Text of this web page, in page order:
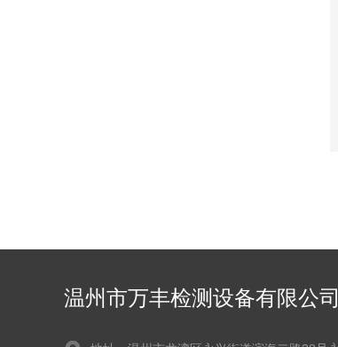
温州市万丰检测设备有限公司